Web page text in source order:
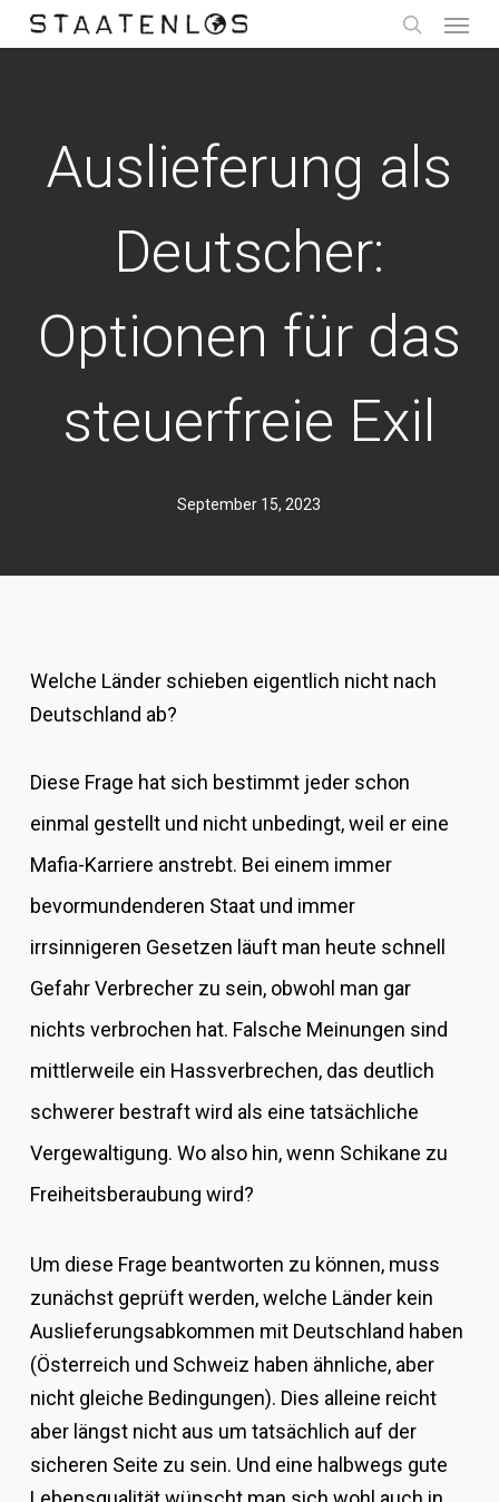
Skip
to
search
Auslieferung als
Deutscher:
Optionen für das
steuerfreie Exil
September 15, 2023
Welche Länder schieben eigentlich nicht nach
Deutschland ab?
Diese Frage hat sich bestimmt jeder schon
einmal gestellt und nicht unbedingt, weil er eine
Mafia-Karriere anstrebt. Bei einem immer
bevormundenderen Staat und immer
irrsinnigeren Gesetzen läuft man heute schnell
Gefahr Verbrecher zu sein, obwohl man gar
nichts verbrochen hat. Falsche Meinungen sind
mittlerweile ein Hassverbrechen, das deutlich
schwerer bestraft wird als eine tatsächliche
Vergewaltigung. Wo also hin, wenn Schikane zu
Freiheitsberaubung wird?
Um diese Frage beantworten zu können, muss
zunächst geprüft werden, welche Länder kein
Auslieferungsabkommen mit Deutschland haben
(Österreich und Schweiz haben ähnliche, aber
nicht gleiche Bedingungen). Dies alleine reicht
aber längst nicht aus um tatsächlich auf der
sicheren Seite zu sein. Und eine halbwegs gute